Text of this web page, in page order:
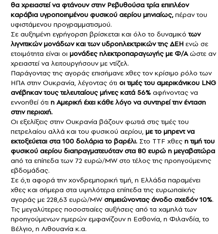
θα χρειαστεί να φτάνουν στην Ρεβυθούσα τρία επιπλέον
καράβια υγροποιημένου φυσικού αερίου μηνιαίως,πέραν του
υφιστάμενου προγραμματισμού.
Σε αυξημένη εγρήγορση βρίσκεται και όλο το δυναμικότων
λιγνιτικών μονάδωνκαι των υδροηλεκτρικών της ΔΕΗ ενώ σε
ετοιμότητα είναι οι μονάδες ηλεκτροπαραγωγής με Φ/Αώστε αν
χρειαστεί να λειτουργήσουν με ντίζελ.
Παράγοντας της αγοράς επισήμανε χθες τον κρίσιμο ρόλο των
ΗΠΑ στην Ουκρανία, λέγοντας ότι οι τιμές του αμερικάνικου LNG
ανέβηκαν τους τελευταίους μήνες κατά 56% αφήνοντας να
εννοηθεί ότι η Αμερική έχει κάθε λόγο να συντηρεί την ένταση
στην περιοχή.
Οι εξελίξεις στην Ουκρανία βάζουν φωτιά στις τιμές του
πετρελαίου αλλά και του φυσικού αερίου, με το μπρεντ να
εκτοξεύεται στα 100 δολάρια το βαρέλι. Στο TTF χθες η τιμή του
φυσικού αερίου διαπραγματευόταν στα 80 ευρώ η μεγαβατώρα
από τα επίπεδα των 72 ευρώ/MW στο τέλος της προηγούμενης
εβδομάδας.
Σε ό,τι αφορά την χονδρεμπορική τιμή, η Ελλάδα παραμένει
χθες και σήμερα στα υψηλότερα επίπεδα της ευρωπαϊκής
αγοράς με 228,63 ευρώ/MW σημειώνοντας άνοδο σχεδόν 10%.
Τις μεγαλύτερες ποσοστιαίες αυξήσεις από τα χαμηλά των
προηγούμενων ημερών εμφανίζουν η Εσθονία, η Φιλανδία, το
Βέλγιο, η Λιθουανία κ.α.